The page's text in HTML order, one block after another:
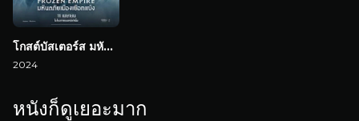
โกสต์บัสเตอร์ส มหันตภัยเมืองเยือกแข็ง
2024
หนังก็ดูเยอะมาก